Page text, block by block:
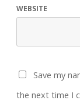
WEBSITE
Save my
the next time I